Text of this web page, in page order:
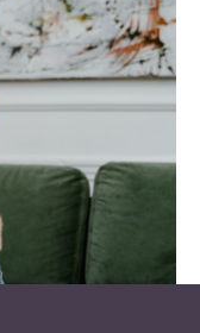
e
o que é
conceituar